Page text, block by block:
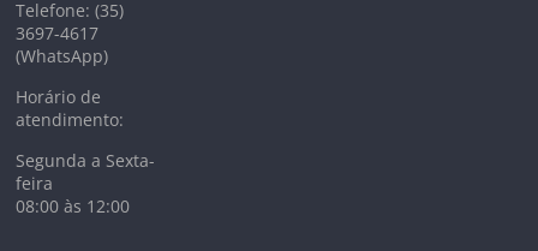
Telefone: (35)
3697-4617
(WhatsApp)
Horário de
atendimento:
Segunda a Sexta-
feira
08:00 às 12:00